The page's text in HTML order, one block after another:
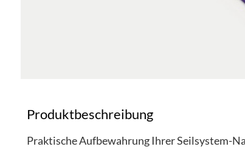
Produktbeschreibung
Praktische Aufbewahrung Ihrer Seilsystem-